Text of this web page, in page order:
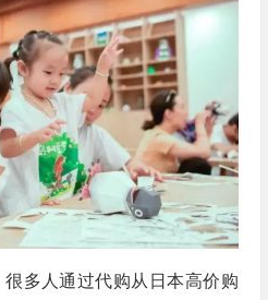
多人通过代购从日本高价购